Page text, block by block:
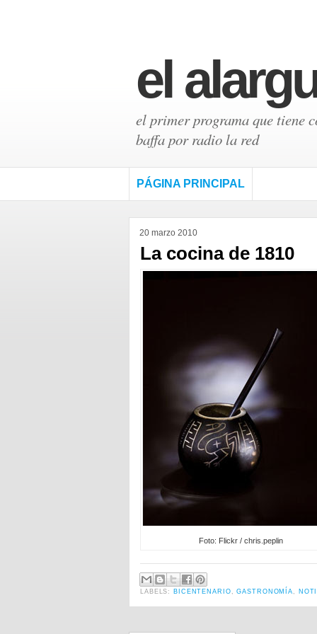
el
el primer programa que tiene
baffa por radio la red
PÁGINA PRINCIPAL
20 marzo 2010
La cocina de 1810
Foto: Flickr / chris.peplin
LABELS: BICENTENARIO ,GASTRONOMÍA